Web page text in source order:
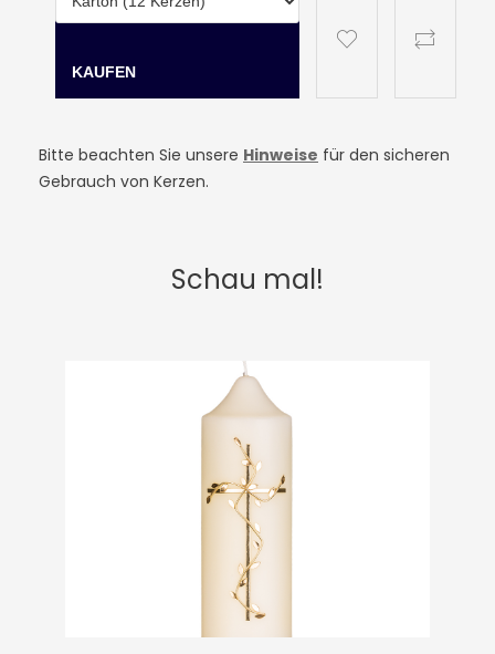
Bitte beachten Sie unsere Hinweise für den sicheren
Gebrauch von Kerzen.
Schau mal!